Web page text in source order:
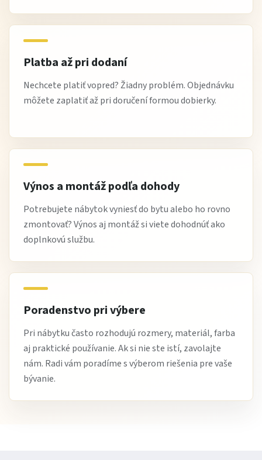
priestoru.
Údržba
Pravidelne utierajte povrch mäkkou suchou alebo
mierne vlhkou handričkou.
Používajte jemné čistiace prostriedky určené na
chemikáliám.
Chráňte nábytok pred nadmernou vlhkosťou a priamym
slnečným žiarením.
Tip od Žltej Haly
Kredenc LADY 120 sa skvele hodí ako súčasť
jedálenskej zostavy alebo ako doplnkový úložný
keramickými doplnkami na hornú plochu.
Výhody nákupu na Žltej Hale
Platba až pri dodaní
Nechcete platiť vopred? Žiadny problém. Objednávku
môžete zaplatiť až pri doručení formou dobierky.
Výnos a montáž podľa dohody
Potrebujete nábytok vyniesť do bytu alebo ho rovno
zmontovať? Výnos aj montáž si viete dohodnúť ako
doplnkovú službu.
Poradenstvo pri výbere
Pri nábytku často rozhodujú rozmery, materiál, farba
aj praktické používanie. Ak si nie ste istí, zavolajte
nám. Radi vám poradíme s výberom riešenia pre vaše
bývanie.